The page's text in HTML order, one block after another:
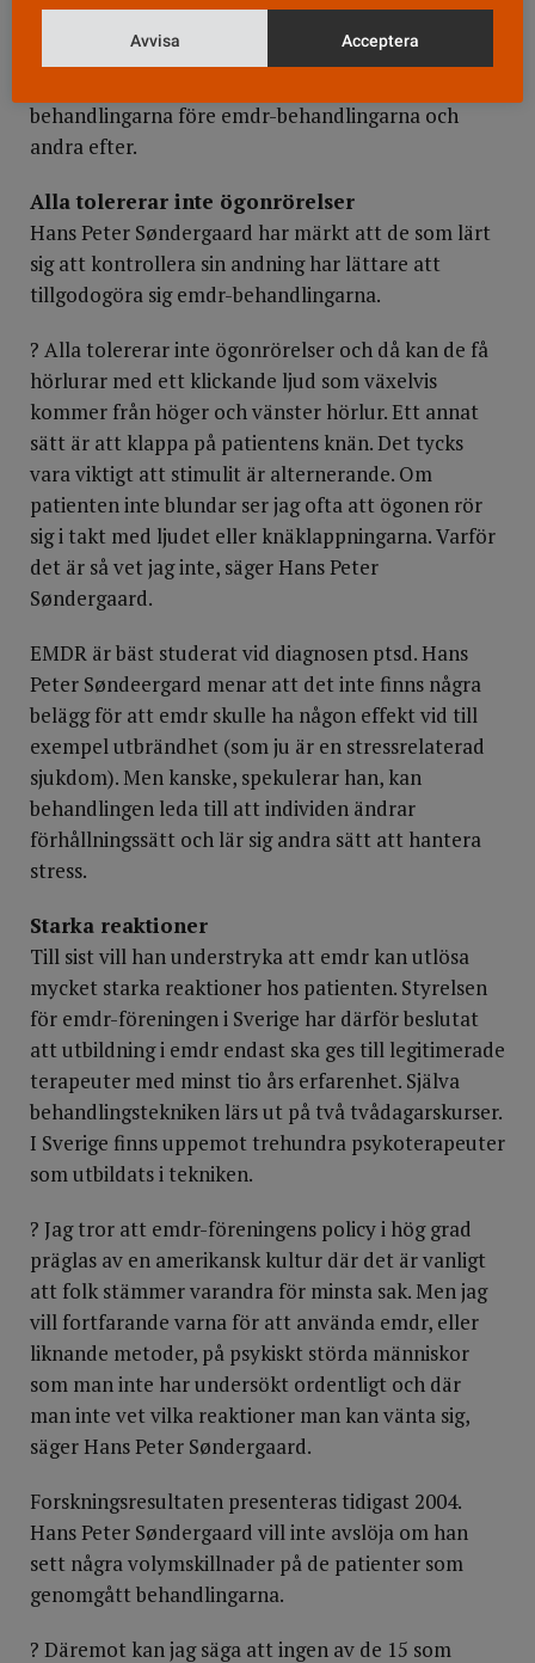
hur pulsen förändras med andningstekniken. Några
behandlingarna före emdr-behandlingarna och
andra efter.
Alla tolererar inte ögonrörelser
Hans Peter Søndergaard har märkt att de som lärt
sig att kontrollera sin andning har lättare att
tillgodogöra sig emdr-behandlingarna.
? Alla tolererar inte ögonrörelser och då kan de få
hörlurar med ett klickande ljud som växelvis
kommer från höger och vänster hörlur. Ett annat
sätt är att klappa på patientens knän. Det tycks
vara viktigt att stimulit är alternerande. Om
patienten inte blundar ser jag ofta att ögonen rör
sig i takt med ljudet eller knäklappningarna. Varför
det är så vet jag inte, säger Hans Peter
Søndergaard.
EMDR är bäst studerat vid diagnosen ptsd. Hans
Peter Søndeergard menar att det inte finns några
belägg för att emdr skulle ha någon effekt vid till
exempel utbrändhet (som ju är en stressrelaterad
sjukdom). Men kanske, spekulerar han, kan
behandlingen leda till att individen ändrar
förhållningssätt och lär sig andra sätt att hantera
stress.
Starka reaktioner
Till sist vill han understryka att emdr kan utlösa
mycket starka reaktioner hos patienten. Styrelsen
för emdr-föreningen i Sverige har därför beslutat
att utbildning i emdr endast ska ges till legitimerade
terapeuter med minst tio års erfarenhet. Själva
behandlingstekniken lärs ut på två tvådagarskurser.
I Sverige finns uppemot trehundra psykoterapeuter
som utbildats i tekniken.
? Jag tror att emdr-föreningens policy i hög grad
präglas av en amerikansk kultur där det är vanligt
att folk stämmer varandra för minsta sak. Men jag
vill fortfarande varna för att använda emdr, eller
liknande metoder, på psykiskt störda människor
som man inte har undersökt ordentligt och där
man inte vet vilka reaktioner man kan vänta sig,
säger Hans Peter Søndergaard.
Forskningsresultaten presenteras tidigast 2004.
Hans Peter Søndergaard vill inte avslöja om han
sett några volymskillnader på de patienter som
genomgått behandlingarna.
? Däremot kan jag säga att ingen av de 15 som
Avvisa Acceptera